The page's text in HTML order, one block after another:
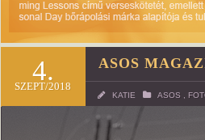
4.
SZEPT/2018
ASOS
KATIE ASOS